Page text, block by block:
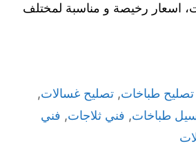
اسعار رخيصة و مناسبة لمختلف
تصليح طباخات, تصليح غسالات,
طباخات, فني ثلاجات, فني